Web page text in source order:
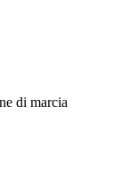
di marcia